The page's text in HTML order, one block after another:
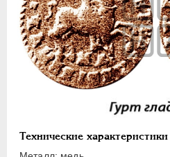
Технические характеристики
Пробные
Для Речи Посполитой
Монетовидные жетоны
ЕКАТЕРИНА I 1725-1727
1727-1729
АННА ИОАННОВНА 1730-
ИОАНН АНТОНОВИЧ 1740-
ЕЛИЗАВЕТА